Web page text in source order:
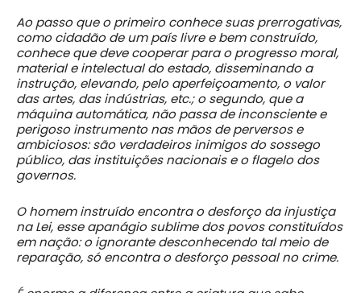
Ao passo que o primeiro conhece suas prerrogativas,
como cidadão de um país livre e bem construído,
conhece que deve cooperar para o progresso moral,
material e intelectual do estado, disseminando a
instrução, elevando, pelo aperfeiçoamento, o valor
das artes, das indústrias, etc.; o segundo, que a
máquina automática, não passa de inconsciente e
perigoso instrumento nas mãos de perversos e
ambiciosos: são verdadeiros inimigos do sossego
público, das instituições nacionais e o flagelo dos
governos.
O homem instruído encontra o desforço da injustiça
na Lei, esse apanágio sublime dos povos constituídos
em nação: o ignorante desconhecendo tal meio de
reparação, só encontra o desforço pessoal no crime.